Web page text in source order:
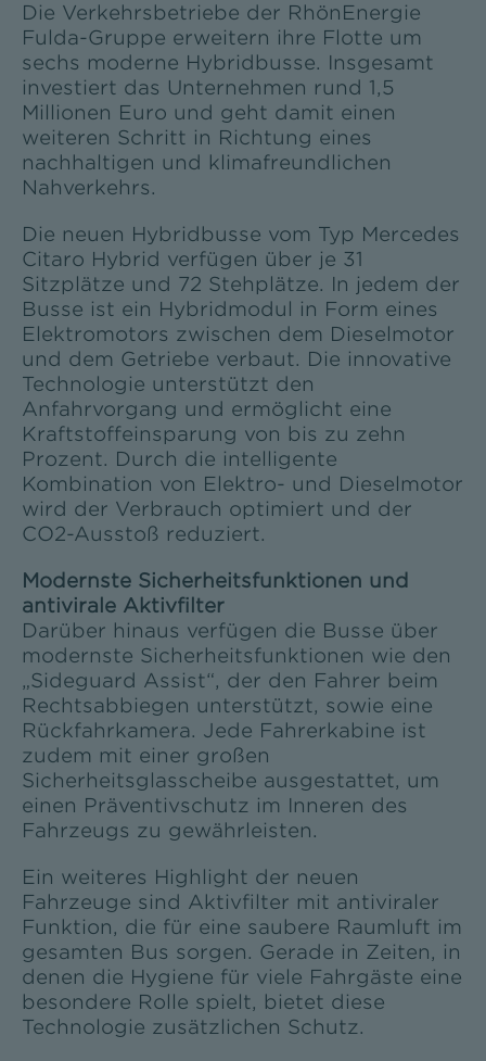
Die Verkehrsbetriebe der RhönEnergie
Fulda-Gruppe erweitern ihre Flotte um
sechs moderne Hybridbusse. Insgesamt
investiert das Unternehmen rund 1,5
Millionen Euro und geht damit einen
weiteren Schritt in Richtung eines
nachhaltigen und klimafreundlichen
Nahverkehrs.
Die neuen Hybridbusse vom Typ Mercedes
Citaro Hybrid verfügen über je 31
Sitzplätze und 72 Stehplätze. In jedem der
Busse ist ein Hybridmodul in Form eines
Elektromotors zwischen dem Dieselmotor
und dem Getriebe verbaut. Die innovative
Technologie unterstützt den
Anfahrvorgang und ermöglicht eine
Kraftstoffeinsparung von bis zu zehn
Prozent. Durch die intelligente
Kombination von Elektro- und Dieselmotor
wird der Verbrauch optimiert und der
CO2-Ausstoß reduziert.
Modernste Sicherheitsfunktionen und
antivirale Aktivfilter
Darüber hinaus verfügen die Busse über
modernste Sicherheitsfunktionen wie den
„Sideguard Assist“, der den Fahrer beim
Rechtsabbiegen unterstützt, sowie eine
Rückfahrkamera. Jede Fahrerkabine ist
zudem mit einer großen
Sicherheitsglasscheibe ausgestattet, um
einen Präventivschutz im Inneren des
Fahrzeugs zu gewährleisten.
Ein weiteres Highlight der neuen
Fahrzeuge sind Aktivfilter mit antiviraler
Funktion, die für eine saubere Raumluft im
gesamten Bus sorgen. Gerade in Zeiten, in
denen die Hygiene für viele Fahrgäste eine
besondere Rolle spielt, bietet diese
Technologie zusätzlichen Schutz.